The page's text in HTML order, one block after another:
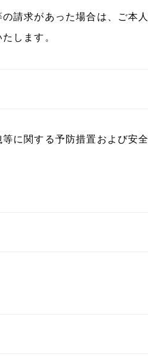
請求があった場合は、ご本人
します。
に関する予防措置および安全